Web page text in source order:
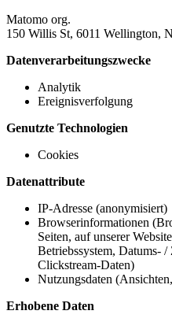
Matomo org.
150 Willis St, 6011 Wellington,
Datenverarbeitungszwecke
Analytik
Ereignisverfolgung
Genutzte Technologien
Cookies
Datenattribute
IP-Adresse (anonymisiert)
Browserinformationen
Seiten, auf unserer
Betriebssystem, Datums-
Clickstream-Daten)
Nutzungsdaten
Erhobene Daten